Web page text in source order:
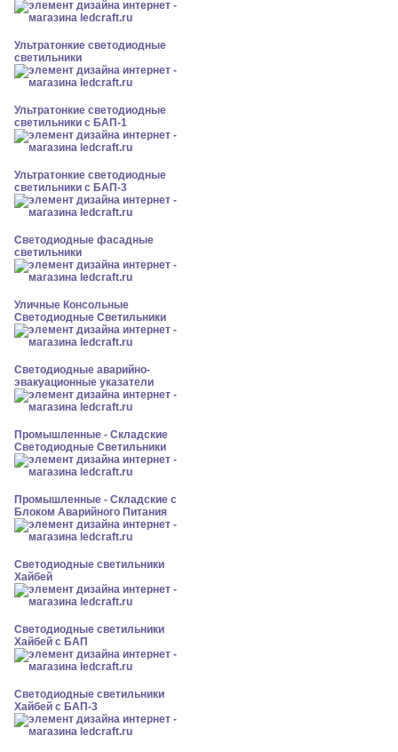
Ультратонкие светодиодные
светильники
Ультратонкие светодиодные
светильники с БАП-1
Ультратонкие светодиодные
светильники с БАП-3
Светодиодные фасадные
светильники
Уличные Консольные
Светодиодные Светильники
Светодиодные аварийно-
эвакуационные указатели
Промышленные - Складские
Светодиодные Светильники
Промышленные - Складские с
Блоком Аварийного Питания
Светодиодные светильники
Хайбей
Светодиодные светильники
Хайбей с БАП
Светодиодные светильники
Хайбей с БАП-3